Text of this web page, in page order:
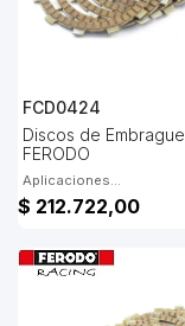
FCD0424
Discos de Embrague
FERODO
Aplicaciones...
$ 212.722,00